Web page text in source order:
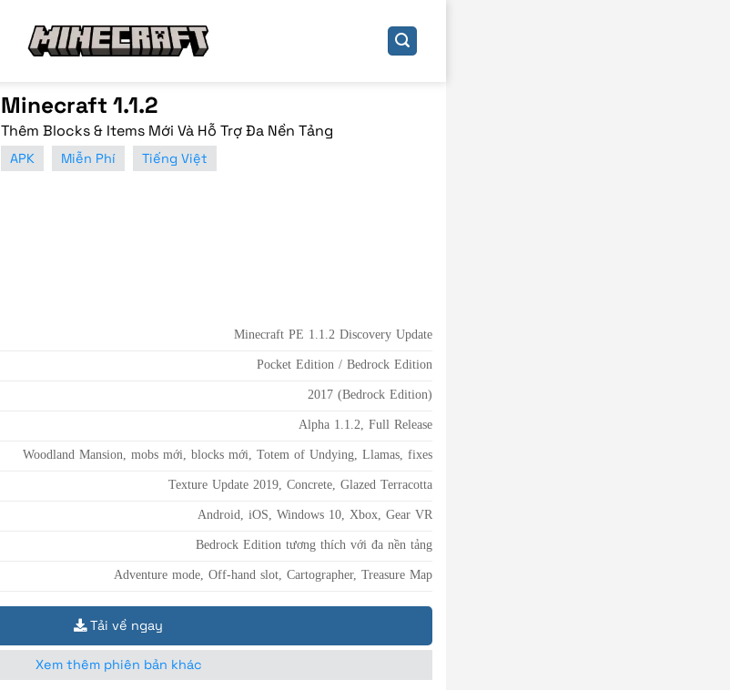
Minecraft 1.1.2
Thêm Blocks & Items Mới Và Hỗ Trợ Đa Nền Tảng
APK Miễn Phí Tiếng Việt
Minecraft PE 1.1.2 Discovery Update
Pocket Edition / Bedrock Edition
2017 (Bedrock Edition)
Alpha 1.1.2, Full Release
Woodland Mansion, mobs mới, blocks mới, Totem of Undying, Llamas, fixes
Texture Update 2019, Concrete, Glazed Terracotta
Android, iOS, Windows 10, Xbox, Gear VR
Bedrock Edition tương thích với đa nền tảng
Adventure mode, Off-hand slot, Cartographer, Treasure Map
Tải về ngay
Xem thêm phiên bản khác